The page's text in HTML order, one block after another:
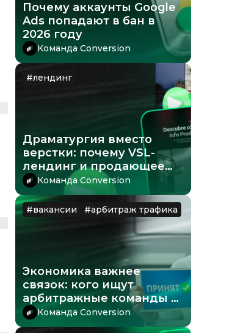
Почему аккаунты Google
Ads попадают в бан в
2026 году
Команда Conversion
#лендинг
Драматургия вместо
верстки: почему VSL-
лендинг и продающее
видео прогревают лучше
текстовых лендингов
Команда Conversion
#вакансии #арбитраж трафика
Экономика важнее
связок: кого ищут
арбитражные команды в
2026 году
Команда Conversion